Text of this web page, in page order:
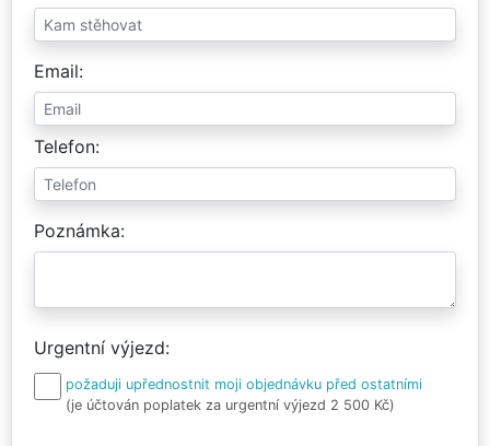
Email
Telefon
Poznámka
Urgentní výjezd
požaduji upřednostnit moji objednávku před ostatními
(je účtován poplatek za urgentní výjezd 2 500 Kč)